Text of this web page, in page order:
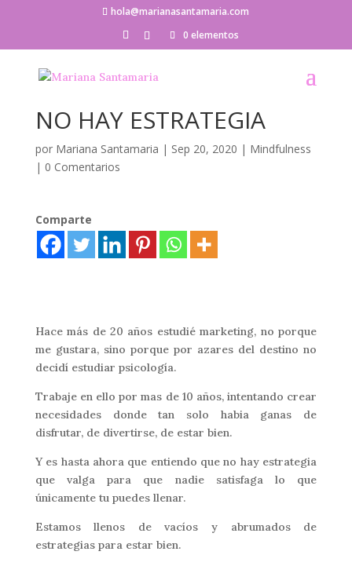
hola@marianasantamaria.com
0 elementos
NO HAY ESTRATEGIA
por Mariana Santamaria | Sep 20, 2020 | Mindfulness
| 0 Comentarios
Comparte
Hace más de 20 años estudié marketing, no porque
me gustara, sino porque por azares del destino no
decidí estudiar psicología.
Trabaje en ello por mas de 10 años, intentando crear
necesidades donde tan solo habia ganas de
disfrutar, de divertirse, de estar bien.
Y es hasta ahora que entiendo que no hay estrategia
que valga para que nadie satisfaga lo que
únicamente tu puedes llenar.
Estamos llenos de vacíos y abrumados de
estrategias para estar bien.